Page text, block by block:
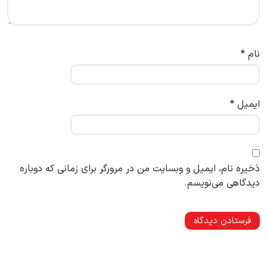
نام *
ایمیل *
ذخیره نام، ایمیل و وبسایت من در مرورگر برای زمانی که دوباره
دیدگاهی می‌نویسم.